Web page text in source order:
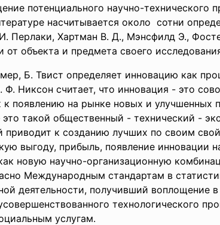
потенциального научно-
насчитывается около сотни
Перлаки, Хартман В. Д., Мэнсфилд Э.,
от объекта и предмета своего
Б. Твист определяет инновацию как
Ф. Никсон считает, что инновация - это
появлению на рынке новых и улучшенных
это такой общественный - технический -
приводит к созданию лучших по своим
выгоду, прибыль, появление
новую научно-организационную
Международным стандартам в
деятельности, получивший воплощение
технологического
услугам.